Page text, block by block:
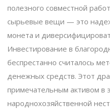
полезного совместной
сырьевые вещи — это
монета и
Инвестирование в
беспрестанно считалось
денежных средств. Этот
примечательным активом в
народнохозяйственной